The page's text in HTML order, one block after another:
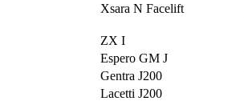
Xsara N Facelift
ZX I
Espero GM J
Gentra J200
Lacetti J200